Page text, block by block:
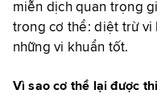
miễn dịch quan trọng
trong cơ thể: diệt trừ vi
những vi khuẩn tốt.
Vì sao cơ thể lại được